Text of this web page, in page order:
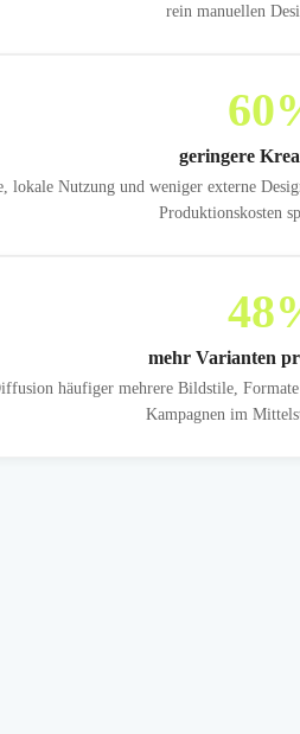
rein manuellen
60
geringere
lokale Nutzung und weniger externe
Produktionskosten
48
mehr Varianten
häufiger mehrere Bildstile,
Kampagnen im